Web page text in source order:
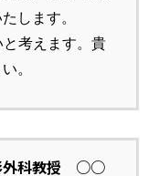
します。
考えます。貴
。
外科教授 ○○